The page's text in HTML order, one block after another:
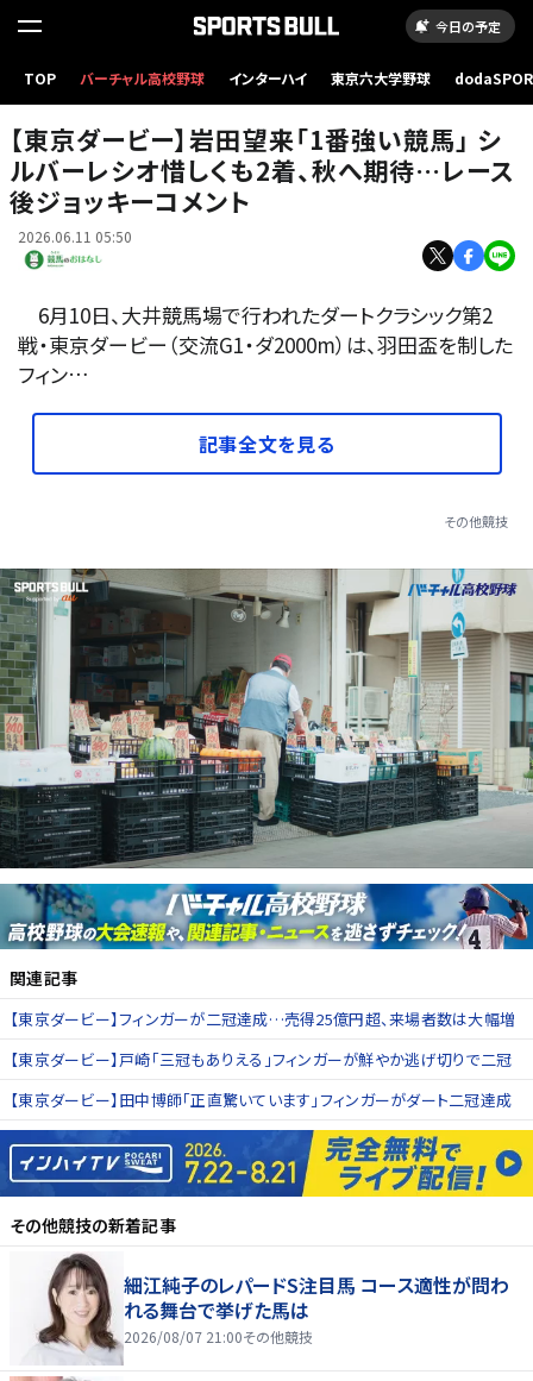
今日の予定
TOP バーチャル高校野球 インターハイ 東京六大学野球
東京ダービー・シルバーレシオと岩田望来騎手 (C)Hiroki Homma
【東京ダービー】岩田望来「1番強い競馬」 シ
ルバーレシオ惜しくも2着、秋へ期待…レース
後ジョッキーコメント
2026.06.11 05:50
6月10日、大井競馬場で行われたダートクラシック第2
戦・東京ダービー（交流G1・ダ2000m）は、羽田盃を制した
フィン…
記事全文を見る
その他競技
関連記事
【東京ダービー】フィンガーが二冠達成…売得25億円超、来場者数は大幅増
【東京ダービー】戸崎「三冠もありえる」フィンガーが鮮やか逃げ切りで二冠
【東京ダービー】田中博師「正直驚いています」フィンガーがダート二冠達成
その他競技の新着記事
細江純子のレパードS注目馬 コース適性が問わ
れる舞台で挙げた馬は
2026/08/07 21:00その他競技